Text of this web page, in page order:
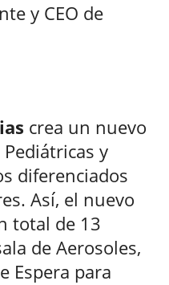
y CEO de
crea un nuevo
y
diferenciados
Así, el nuevo
total de 13
de Aerosoles,
Espera para